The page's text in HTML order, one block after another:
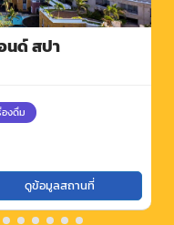
นด์ สปา
องดื่ม
ดูข้อมูลสถานที่